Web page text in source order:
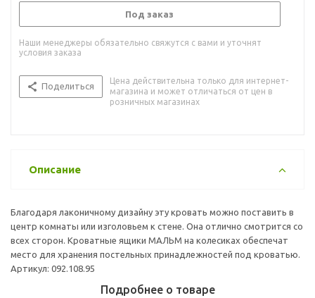
Под заказ
Наши менеджеры обязательно свяжутся с вами и уточнят
условия заказа
Поделиться
Цена действительна только для интернет-
магазина и может отличаться от цен в
розничных магазинах
Описание
Благодаря лаконичному дизайну эту кровать можно поставить в
центр комнаты или изголовьем к стене. Она отлично смотрится со
всех сторон. Кроватные ящики МАЛЬМ на колесиках обеспечат
место для хранения постельных принадлежностей под кроватью.
Артикул: 092.108.95
Подробнее о товаре